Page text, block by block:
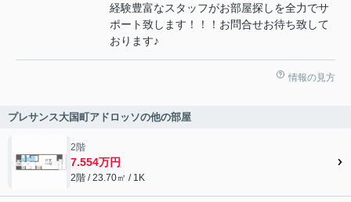
経験豊富なスタッフがお部屋探しを全力でサ
ポート致します！！！お問合せお待ち致して
おります♪
情報の見方
プレサンス大国町アドロッソの他の部屋
2階
7.554万円
2階 / 23.70㎡ / 1K